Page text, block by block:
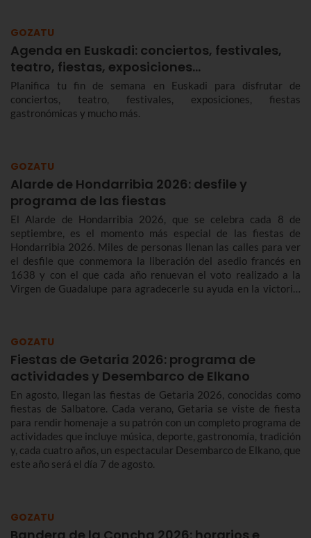
GOZATU
Agenda en Euskadi: conciertos, festivales,
teatro, fiestas, exposiciones…
Planifica tu fin de semana en Euskadi para disfrutar de
conciertos, teatro, festivales, exposiciones, fiestas
gastronómicas y mucho más.
GOZATU
Alarde de Hondarribia 2026: desfile y
programa de las fiestas
El Alarde de Hondarribia 2026, que se celebra cada 8 de
septiembre, es el momento más especial de las fiestas de
Hondarribia 2026. Miles de personas llenan las calles para ver
el desfile que conmemora la liberación del asedio francés en
1638 y con el que cada año renuevan el voto realizado a la
Virgen de Guadalupe para agradecerle su ayuda en la victoria.
septiembre.
GOZATU
Fiestas de Getaria 2026: programa de
actividades y Desembarco de Elkano
En agosto, llegan las fiestas de Getaria 2026, conocidas como
fiestas de Salbatore. Cada verano, Getaria se viste de fiesta
para rendir homenaje a su patrón con un completo programa de
actividades que incluye música, deporte, gastronomía, tradición
y, cada cuatro años, un espectacular Desembarco de Elkano, que
este año será el día 7 de agosto.
GOZATU
Bandera de la Concha 2026: horarios e